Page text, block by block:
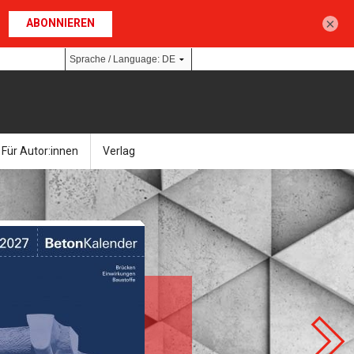
Social Media
Für Autor:innen
Kalender
Zeitschriften
Verlag
Über Ernst & Sohn
Ansprechpartner:innen
So finden Sie uns
bauingenieur24 – Berufsportal
Ingenieurbaupreis
×